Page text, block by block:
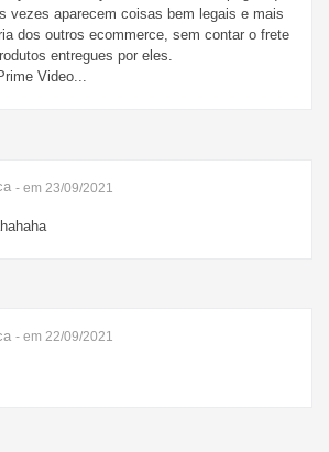
vezes aparecem coisas bem legais e mais
dos outros ecommerce, sem contar o frete
entregues por eles.
Video...
- em 23/09/2021
- em 22/09/2021